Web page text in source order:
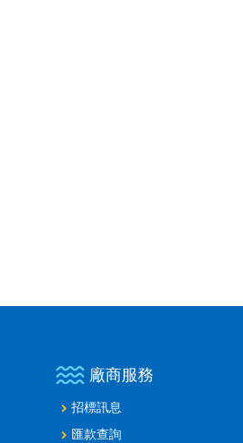
廠商服務
招標訊息
匯款查詢